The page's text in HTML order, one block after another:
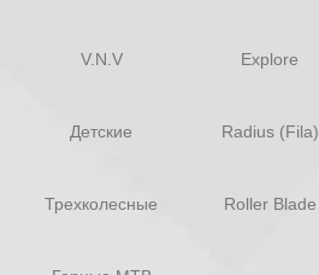
V.N.V
Детские
Трехколесные
Explore
Radius (Fila)
Roller Blade